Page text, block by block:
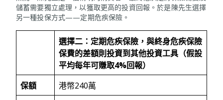
儲蓄需要獨立處理，以獲取更高的投資回報。於是陳先生選擇
另一種投保方式——定期危疾保險。
選擇二：定期危疾保險，與終身危疾保險
保費的差額則投資到其他投資工具（假設
平均每年可賺取4%回報）
保額
港幣240萬